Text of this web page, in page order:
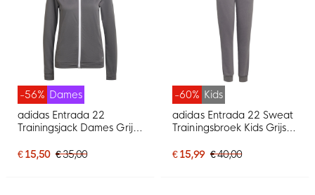
-56% Dames
adidas Entrada 22
Trainingsjack Dames Grijs
€ 15,50 € 35,00
-60% Kids
adidas Entrada 22 Sweat
Trainingsbroek Kids Grijs
€ 15,99 € 40,00